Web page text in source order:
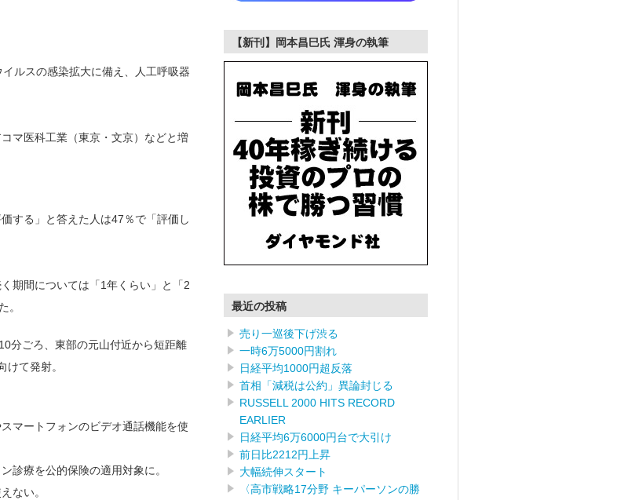
ルスの感染拡大に備え、人工呼吸器
マ医科工業（東京・文京）などと増
する」と答えた人は47％で「評価し
期間については「1年くらい」と「2
。
分ごろ、東部の元山付近から短距離
て発射。
マートフォンのビデオ通話機能を使
診療を公的保険の適用対象に。
ない。
【新刊】岡本昌巳氏 渾身の執筆
最近の投稿
売り一巡後下げ渋る
一時6万5000円割れ
日経平均1000円超反落
首相「減税は公約」異論封じる
RUSSELL 2000 HITS RECORD
EARLIER
日経平均6万6000円台で大引け
前日比2212円上昇
大幅続伸スタート
〈高市戦略17分野 キーパーソンの勝